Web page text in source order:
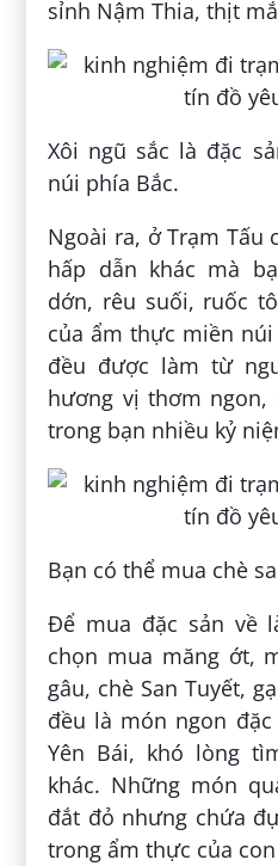
sỉnh Nậm Thia, thịt
Xôi ngũ sắc là đặc
núi phía Bắc.
Ngoài ra, ở Trạm Tấu
hấp dẫn khác mà
dớn, rêu suối, ruốc
của ẩm thực miền núi
đều được làm từ
hương vị thơm ngon,
trong bạn nhiều kỷ
Bạn có thể mua chè
Để mua đặc sản về
chọn mua măng ớt,
gâu, chè San Tuyết,
đều là món ngon
Yên Bái, khó lòng
khác. Những món
đắt đỏ nhưng chứa
trong ẩm thực của